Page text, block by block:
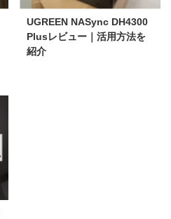
UGREEN NASync DH4300
Plusレビュー｜活用方法を
紹介